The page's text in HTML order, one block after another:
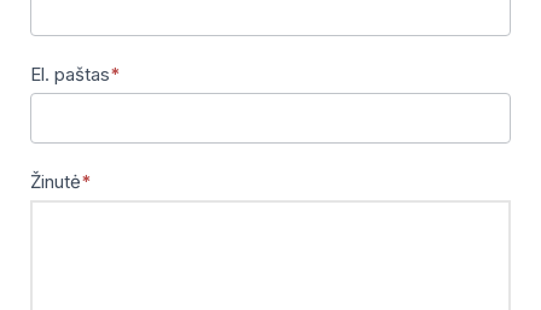
El. paštas*
Žinutė*